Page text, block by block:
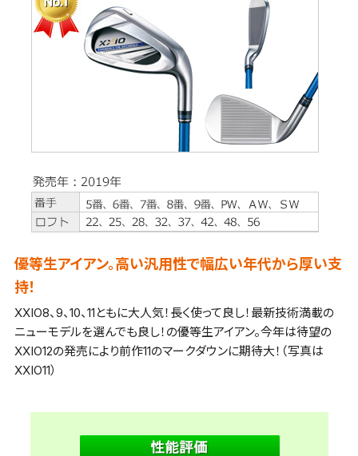
優等生アイアン。高い汎用性で幅広い年代から厚い支
持！
XXIO8、9、10、11ともに大人気！長く使って良し！最新技術満載の
ニューモデルを選んでも良し！の優等生アイアン。今年は待望の
XXIO12の発売により前作11のマークダウンに期待大！（写真は
XXIO11）